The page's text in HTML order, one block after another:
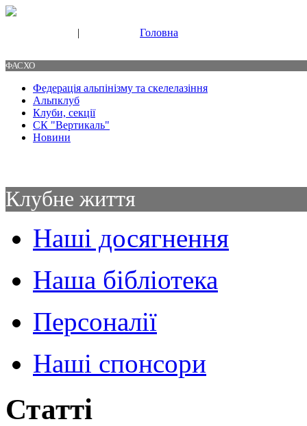
| Головна
ФАСХО
Федерація альпінізму та скелелазіння
Альпклуб
Клуби, секції
СК "Вертикаль"
Новини
Клубне життя
Наші досягнення
Наша бібліотека
Персоналії
Наші спонсори
Статті